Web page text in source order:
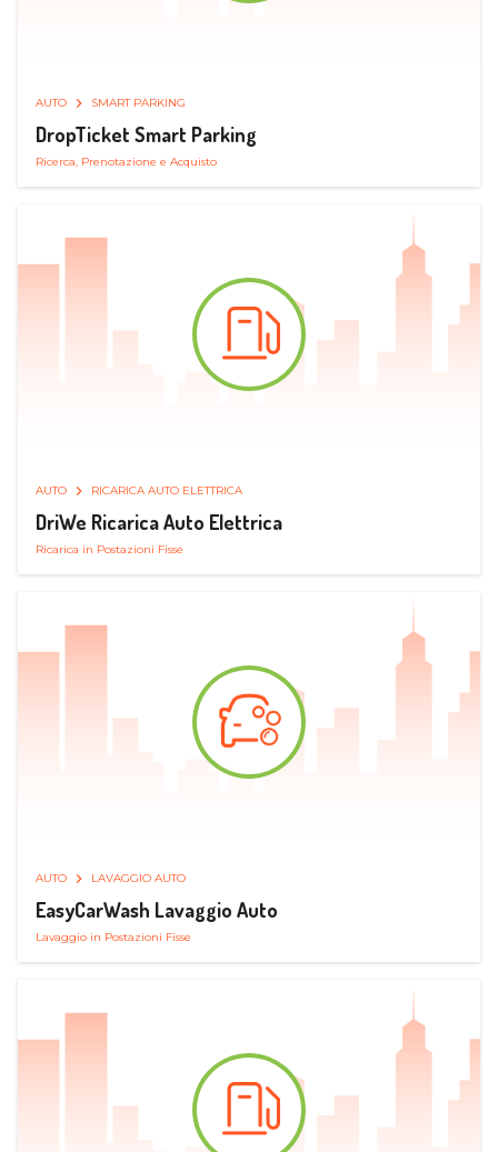
AUTO SMART PARKING
DropTicket Smart Parking
Ricerca, Prenotazione e Acquisto
AUTO RICARICA AUTO ELETTRICA
DriWe Ricarica Auto Elettrica
Ricarica in Postazioni Fisse
AUTO LAVAGGIO AUTO
EasyCarWash Lavaggio Auto
Lavaggio in Postazioni Fisse